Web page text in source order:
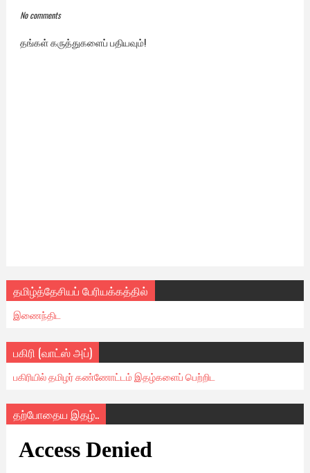
No comments
தங்கள் கருத்துகளைப் பதியவும்!
தமிழ்த்தேசியப் பேரியக்கத்தில்
இணைந்திட
பகிரி (வாட்ஸ் அப்)
பகிரியில் தமிழர் கண்ணோட்டம் இதழ்களைப் பெற்றிட
தற்போதைய இதழ்..